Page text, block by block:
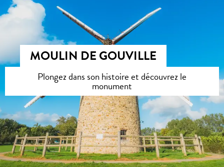
MOULIN DE GOUVILLE
Plongez dans son histoire et découvrez le
monument